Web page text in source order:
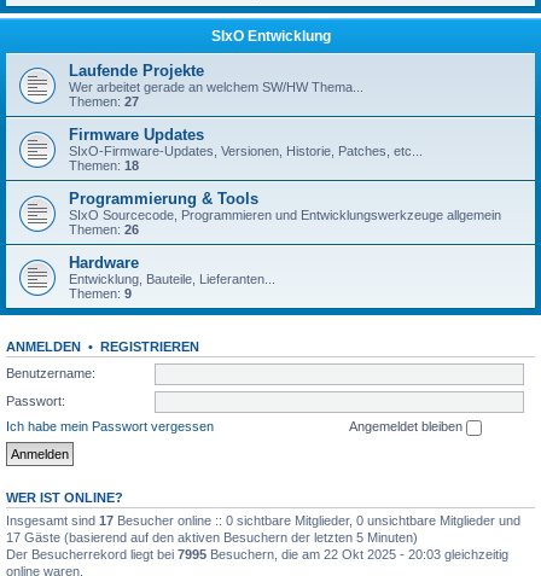
SIxO Entwicklung
Laufende Projekte
Wer arbeitet gerade an welchem SW/HW Thema...
Themen: 27
Firmware Updates
SIxO-Firmware-Updates, Versionen, Historie, Patches, etc...
Themen: 18
Programmierung & Tools
SIxO Sourcecode, Programmieren und Entwicklungswerkzeuge allgemein
Themen: 26
Hardware
Entwicklung, Bauteile, Lieferanten...
Themen: 9
ANMELDEN • REGISTRIEREN
Benutzername:
Passwort:
Ich habe mein Passwort vergessen
Angemeldet bleiben
WER IST ONLINE?
Insgesamt sind 17 Besucher online :: 0 sichtbare Mitglieder, 0 unsichtbare Mitglieder und
17 Gäste (basierend auf den aktiven Besuchern der letzten 5 Minuten)
Der Besucherrekord liegt bei 7995 Besuchern, die am 22 Okt 2025 - 20:03 gleichzeitig
online waren.